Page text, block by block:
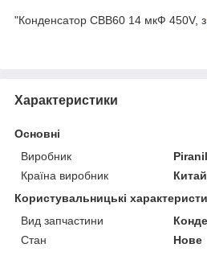
"Конденсатор CBB60 14 мкФ 450V, з
Характеристики
Основні
Виробник
Piranil
Країна виробник
Китай
Користувальницькі
Вид запчастини
Стан
Нове